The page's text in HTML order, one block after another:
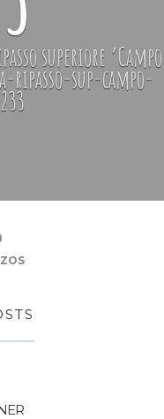
superiore ‘Campo
sup-campo-